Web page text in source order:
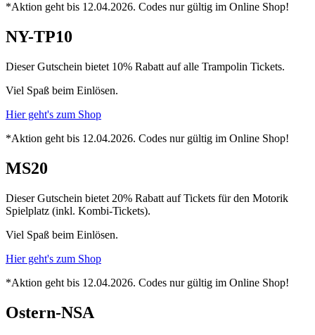
*Aktion geht bis 12.04.2026. Codes nur gültig im Online Shop!
NY-TP10
Dieser Gutschein bietet 10% Rabatt auf alle Trampolin Tickets.
Viel Spaß beim Einlösen.
Hier geht's zum Shop
*Aktion geht bis 12.04.2026. Codes nur gültig im Online Shop!
MS20
Dieser Gutschein bietet 20% Rabatt auf Tickets für den Motorik
Spielplatz (inkl. Kombi-Tickets).
Viel Spaß beim Einlösen.
Hier geht's zum Shop
*Aktion geht bis 12.04.2026. Codes nur gültig im Online Shop!
Ostern-NSA